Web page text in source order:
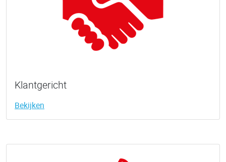
Klantgericht
Bekijken